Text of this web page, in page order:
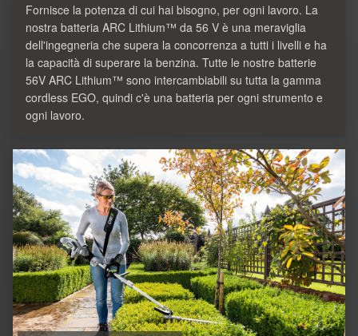
Fornisce la potenza di cui hai bisogno, per ogni lavoro. La
nostra batteria ARC Lithium™ da 56 V è una meraviglia
dell'ingegneria che supera la concorrenza a tutti i livelli e ha
la capacità di superare la benzina. Tutte le nostre batterie
56V ARC Lithium™ sono intercambiabili su tutta la gamma
cordless EGO, quindi c'è una batteria per ogni strumento e
ogni lavoro.